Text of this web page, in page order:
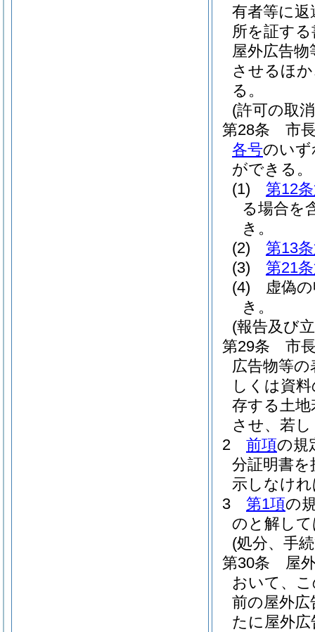
有者等に
所を証す
屋外広告
させるほ
る。
(許可の取
第28条
市
各号のいず
ができる。
(1)
第12
る場合を
き。
(2)
第13
(3)
第21
(4)
虚偽
き。
(報告及び
第29条
市
広告物等
しくは資
存する土
させ、若
2
前項の規
分証明書
示しなけ
3
第1項の
のと解し
(処分、手
第30条
屋
おいて、
前の屋外
たに屋外